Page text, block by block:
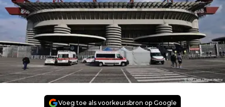
Voeg toe als voorkeursbron op Google